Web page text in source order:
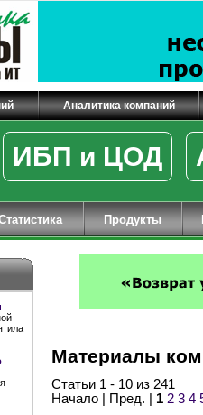
Аналитика компаний
ИБП и ЦОД
Продукты
Материалы
Статьи 1 - 10 из 241
Начало | Пред. | 1 2 3 4